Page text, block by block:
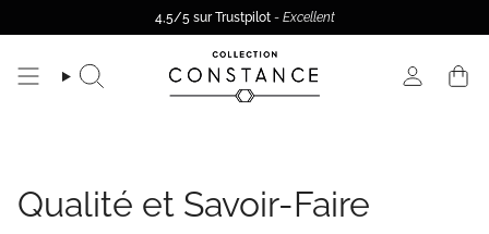
Livraison offerte dès 100€ d'achat -
4,5/5 sur Trustpilot-Excellent
-10% sur votre première commande en vous inscrivant à la
Recherche Compte
Qualité et Savoir-Faire